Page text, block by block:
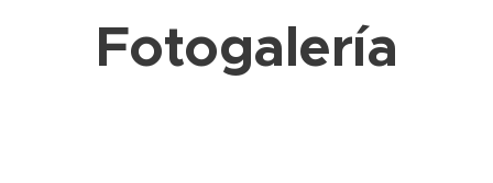
Fotogalería